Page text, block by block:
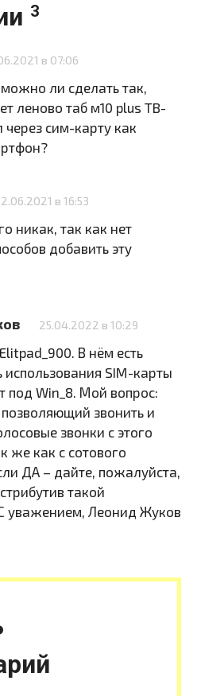
3
в 07:06
ли сделать так,
леново таб м10 plus TB-
через сим-карту как
в 16:53
никак, так как нет
добавить эту
25.04.2022 в 10:29
В нём есть
SIM-карты
под Win_8. Мой вопрос:
позволяющий звонить и
звонки с этого
же как с сотового
ДА – дайте, пожалуйста,
такой
уважением, Леонид Жуков